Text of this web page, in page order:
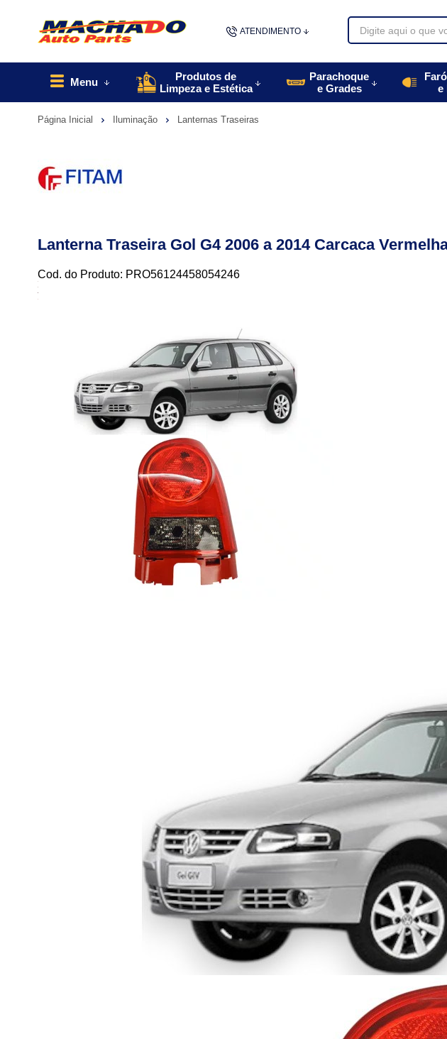
ATENDIMENTO
48996770085
Menu
Produtos de
Limpeza e Estética
Parachoque
e Grades
e
Página Inicial Iluminação Lanternas Traseiras
Lanterna Traseira Gol G4 2006 a 2014 Carcaca
Cod. do Produto: PRO56124458054246